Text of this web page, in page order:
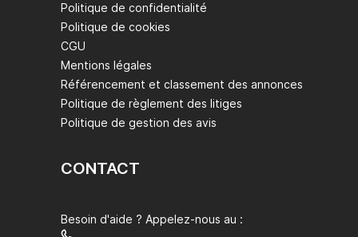
Politique de confidentialité
Politique de cookies
CGU
Mentions légales
Référencement et classement des annonces
Politique de règlement des litiges
Politique de gestion des avis
CONTACT
Besoin d'aide ? Appelez-nous au :